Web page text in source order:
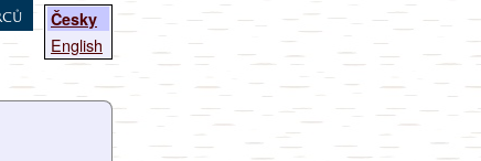
Česky
English